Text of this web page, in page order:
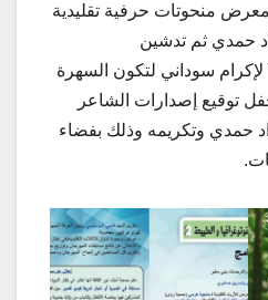
منحوتات حرفية تقليدية
حمدي ثم تدشين
لإكرام سوداني لتكون السهرة
توقيع إصدارات الشاعر
حمدي وتكريمه وذلك بفضاء